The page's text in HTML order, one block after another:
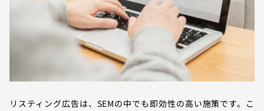
リスティング広告は、SEMの中でも即効性の高い施策です。こ